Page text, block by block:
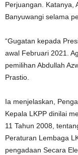
Perjuangan. Katanya,
Banyuwangi selama
“Gugatan kepada
awal Februari 2021.
pemilihan Abdullah
Prastio.
Ia menjelaskan,
Kepala LKPP dinilai
11 Tahun 2008,
Peraturan Lembaga
pengadaan Secara